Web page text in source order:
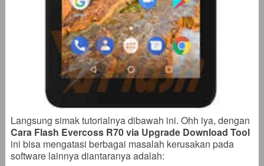
Langsung simak tutorialnya dibawah ini. Ohh iya, dengan
Cara Flash Evercoss R70 via Upgrade Download Tool
ini bisa mengatasi berbagai masalah kerusakan pada
software lainnya diantaranya adalah: